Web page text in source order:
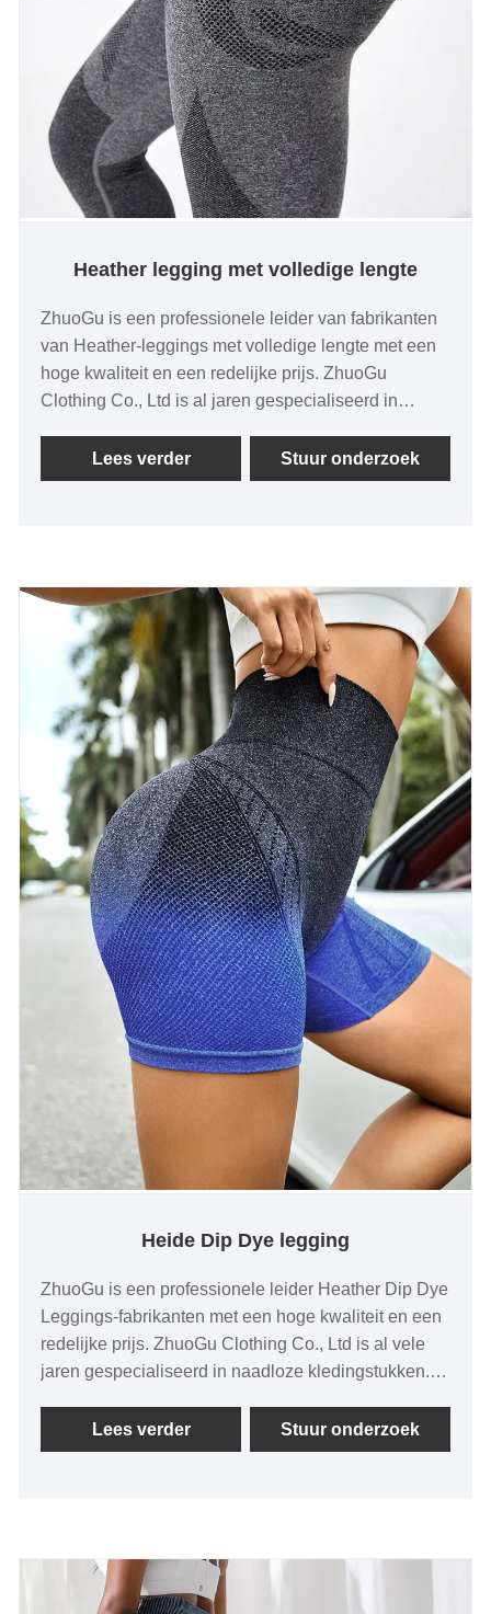
Heather legging met volledige lengte
ZhuoGu is een professionele leider van fabrikanten
van Heather-leggings met volledige lengte met een
hoge kwaliteit en een redelijke prijs. ZhuoGu
Clothing Co., Ltd is al jaren gespecialiseerd in
het doel van "kwaliteit, geloofwaardigheid", met
wetenschappelijke managementmethoden, sterke
ontwikkeling, vrienden uit alle lagen van de
bevolking verwelkomen die op bezoek komen,
begeleiding en zakelijke onderhandelingen.
Lees verder Stuur onderzoek
Heide Dip Dye legging
ZhuoGu is een professionele leider Heather Dip Dye
Leggings-fabrikanten met een hoge kwaliteit en een
redelijke prijs. ZhuoGu Clothing Co., Ltd is al vele
jaren gespecialiseerd in naadloze kledingstukken.
geloofwaardigheid", met wetenschappelijke
managementmethoden, sterke technische werking,
lagen van de bevolking komen op bezoek,
begeleiding en zakelijke onderhandelingen.
Lees verder Stuur onderzoek